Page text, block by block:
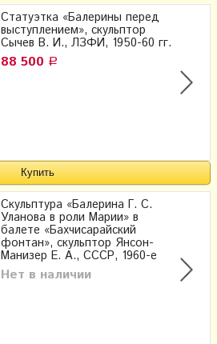
Статуэтка «Балерины перед
выступлением», скульптор
Сычев В. И., ЛЗФИ, 1950-60 гг.
88 500 Р
Скульптура «Балерина Г. С.
Уланова в роли Марии» в
балете «Бахчисарайский
фонтан», скульптор Янсон-
Манизер Е. А., СССР, 1960-е
Нет в наличии